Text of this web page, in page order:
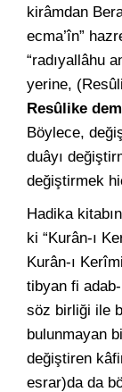
kirâmdan
ecma’în”
“radıyallâhu
yerine,
Resûlike
Böylece,
duâyı
değiştirmek
Hadika
ki “Kurân-ı
Kurân-ı
tibyan fi
söz birliği ile
bulunmayan
değiştiren
esrar)da da